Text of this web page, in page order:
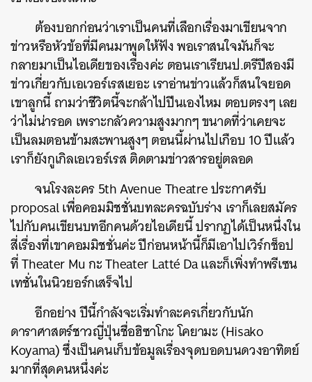
ต้องบอกก่อนว่าเราเป็นคนที่เลือกเรื่องมาเขียนจาก
ข่าวหรือหัวข้อที่มีคนมาพูดให้ฟัง พอเราสนใจมันก็จะ
กลายมาเป็นไอเดียของเรื่องค่ะ ตอนเราเรียนป.ตรีปีสองมี
ข่าวเกี่ยวกับเอเวอร์เรสเยอะ เราอ่านข่าวแล้วก็สนใจยอด
เขาลูกนี้ ถามว่าชีวิตนี้จะกล้าไปปีนเองไหม ตอบตรงๆ เลย
ว่าไม่น่ารอด เพราะกลัวความสูงมากๆ ขนาดที่ว่าเคยจะ
เป็นลมตอนข้ามสะพานสูงๆ ตอนนี้ผ่านไปเกือบ 10 ปีแล้ว
เราก็ยังกูเกิลเอเวอร์เรส ติดตามข่าวสารอยู่ตลอด
จนโรงละคร 5th Avenue Theatre ประกาศรับ
proposal เพื่อคอมมิชชั่นบทละครฉบับร่าง เราก็เลยสมัคร
ไปกับคนเขียนบทอีกคนด้วยไอเดียนี้ ปรากฏได้เป็นหนึ่งใน
สี่เรื่องที่เขาคอมมิชชั่นค่ะ ปีก่อนหน้านี้ก็มีเอาไปเวิร์กช็อป
ที่ Theater Mu กะ Theater Latté Da และก็เพิ่งทำพรีเซน
เทชั่นในนิวยอร์กเสร็จไป
อีกอย่าง ปีนี้กำลังจะเริ่มทำละครเกี่ยวกับนัก
ดาราศาสตร์ชาวญี่ปุ่นชื่อฮิซาโกะ โคยามะ (Hisako
Koyama) ซึ่งเป็นคนเก็บข้อมูลเรื่องจุดบอดบนดวงอาทิตย์
มากที่สุดคนหนึ่งค่ะ